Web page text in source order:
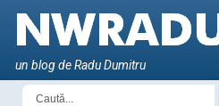
un blog de Radu Dumitru